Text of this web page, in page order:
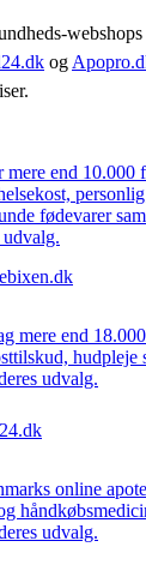
og
mere end 10.000
fødevarer
udvalg.
mere end
hudpleje
udvalg.
online
udvalg.